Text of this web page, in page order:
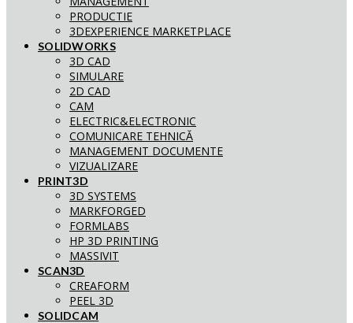
PRODUCTIE
3DEXPERIENCE MARKETPLACE
SOLIDWORKS
3D CAD
SIMULARE
2D CAD
CAM
ELECTRIC&ELECTRONIC
COMUNICARE TEHNICĂ
MANAGEMENT DOCUMENTE
VIZUALIZARE
PRINT3D
3D SYSTEMS
MARKFORGED
FORMLABS
HP 3D PRINTING
MASSIVIT
SCAN3D
CREAFORM
PEEL 3D
SOLIDCAM